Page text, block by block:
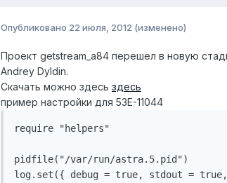
Опубликовано 22 июля, 2012 (изменено)
Проект getstream_a84 перешел в новую
Andrey Dyldin.
Скачать можно здесь здесь
пример настройки для 53Е-11044
require "helpers"
pidfile("/var/run/astra.5.pid")
log.set({ debug = true, stdout =